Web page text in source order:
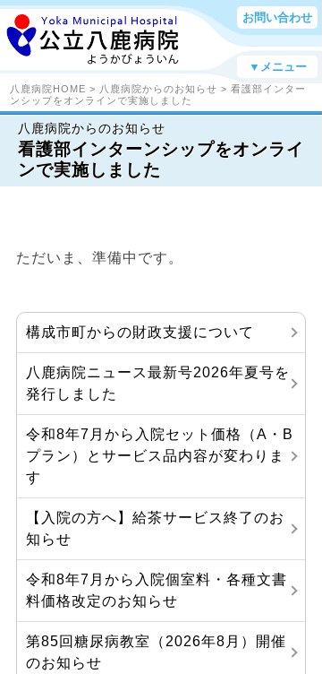
お問い合わせ
▼メニュー
八鹿病院HOME > 八鹿病院からのお知らせ > 看護部インター
ンシップをオンラインで実施しました
八鹿病院からのお知らせ
看護部インターンシップをオンライ
ンで実施しました
ただいま、準備中です。
構成市町からの財政支援について
八鹿病院ニュース最新号2026年夏号を
発行しました
令和8年7月から入院セット価格（A・B
プラン）とサービス品内容が変わりま
す
【入院の方へ】給茶サービス終了のお
知らせ
令和8年7月から入院個室料・各種文書
料価格改定のお知らせ
第85回糖尿病教室（2026年8月）開催
のお知らせ